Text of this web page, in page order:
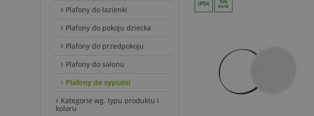
Plafony do łazienki
Plafony do pokoju dziecka
Plafony do przedpokoju
Plafony do salonu
Plafony do sypialni
Kategorie wg. typu produktu i
koloru